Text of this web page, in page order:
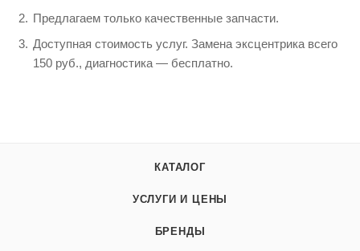
Предлагаем только качественные запчасти.
Доступная стоимость услуг. Замена эксцентрика всего
150 руб., диагностика — бесплатно.
КАТАЛОГ
УСЛУГИ И ЦЕНЫ
БРЕНДЫ